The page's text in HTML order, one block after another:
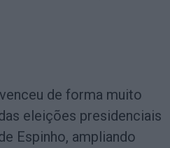
venceu de forma muito
eleições presidenciais
Espinho, ampliando